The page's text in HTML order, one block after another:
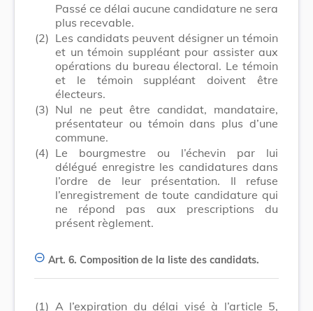
Passé ce délai aucune candidature ne sera
plus recevable.
(2) Les candidats peuvent désigner un témoin
et un témoin suppléant pour assister aux
opérations du bureau électoral. Le témoin
et le témoin suppléant doivent être
électeurs.
(3) Nul ne peut être candidat, mandataire,
présentateur ou témoin dans plus d’une
commune.
(4) Le bourgmestre ou l’échevin par lui
délégué enregistre les candidatures dans
l’ordre de leur présentation. Il refuse
l’enregistrement de toute candidature qui
ne répond pas aux prescriptions du
présent règlement.
Art. 6. Composition de la liste des candidats.
(1) A l’expiration du délai visé à l’article 5,